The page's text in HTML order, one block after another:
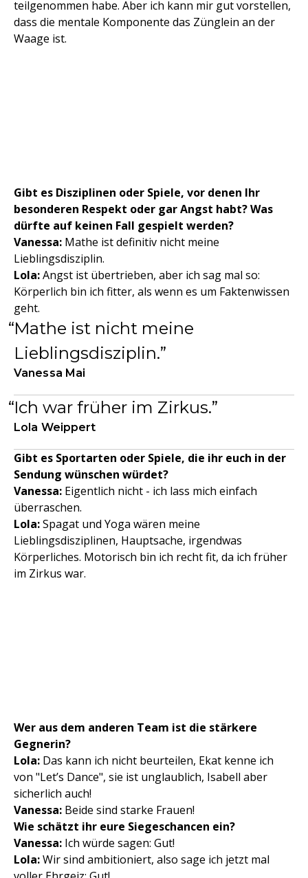
teilgenommen habe. Aber ich kann mir gut vorstellen,
dass die mentale Komponente das Zünglein an der
Waage ist.
Gibt es Disziplinen oder Spiele, vor denen Ihr
besonderen Respekt oder gar Angst habt? Was
dürfte auf keinen Fall gespielt werden?
Vanessa: Mathe ist definitiv nicht meine
Lieblingsdisziplin.
Lola:Angst ist übertrieben, aber ich sag mal so:
Körperlich bin ich fitter, als wenn es um Faktenwissen
geht.
Mathe ist nicht meine
Lieblingsdisziplin.
Vanessa Mai
Ich war früher im Zirkus.
Lola Weippert
Gibt es Sportarten oder Spiele, die ihr euch in der
Sendung wünschen würdet?
Vanessa: Eigentlich nicht - ich lass mich einfach
überraschen.
Lola:Spagat und Yoga wären meine
Lieblingsdisziplinen, Hauptsache, irgendwas
Körperliches. Motorisch bin ich recht fit, da ich früher
im Zirkus war.
Wer aus dem anderen Team ist die stärkere
Gegnerin?
Lola: Das kann ich nicht beurteilen, Ekat kenne ich
von "Let’s Dance", sie ist unglaublich, Isabell aber
sicherlich auch!
Vanessa: Beide sind starke Frauen!
Wie schätzt ihr eure Siegeschancen ein?
Vanessa: Ich würde sagen: Gut!
Lola:Wir sind ambitioniert, also sage ich jetzt mal